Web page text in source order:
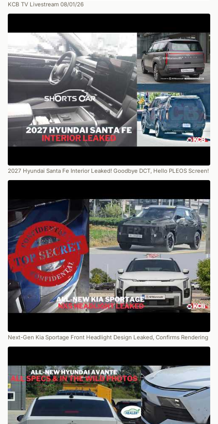
KCB TV Livestream 08/01/26
2027 Hyundai Santa Fe Interior Leaked! Goodbye DCT, Hello PLEOS Screen!
Next-Gen Kia Sportage Front Headlight Design Leaked, Confirms Rendering